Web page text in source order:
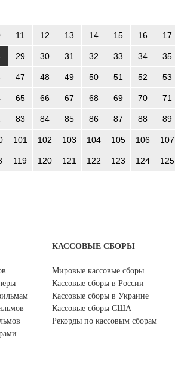
11 12 13 14 15 16 17
29 30 31 32 33 34 35
47 48 49 50 51 52 53
65 66 67 68 69 70 71
83 84 85 86 87 88 89
101 102 103 104 105 106 107
119 120 121 122 123 124 125
КАССОВЫЕ СБОРЫ
Мировые кассовые сборы
Кассовые сборы в России
Кассовые сборы в Украине
Кассовые сборы США
Рекорды по кассовым сборам